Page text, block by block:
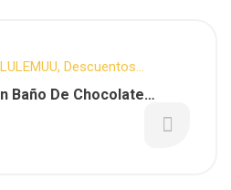
LULEMUU, Descuentos
, Snacks,Snack Dulce
Baño De Chocolate
(Lulemuu)